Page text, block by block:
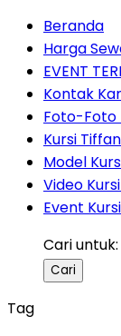
Beranda
Harga
EVENT
Kontak
Foto-Foto
Kursi
Model
Video
Event
Cari untuk:
Tag